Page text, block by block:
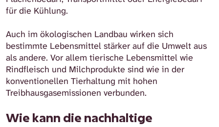
für die Kühlung.
Auch im ökologischen Landbau wirken sich
bestimmte Lebensmittel stärker auf die Umwelt aus
als andere. Vor allem tierische Lebensmittel wie
Rindfleisch und Milchprodukte sind wie in der
konventionellen Tierhaltung mit hohen
Treibhausgasemissionen verbunden.
Wie kann die nachhaltige